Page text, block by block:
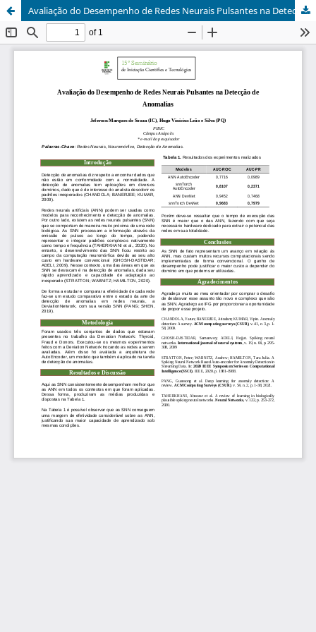
Avaliação do Desempenho de Redes Neurais Pulsantes na Detecção de Anomalias